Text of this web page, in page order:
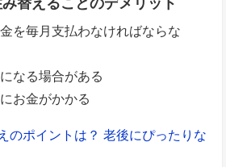
を毎月支払わなければならな
なる場合がある
お金がかかる
のポイントは？ 老後にぴったりな